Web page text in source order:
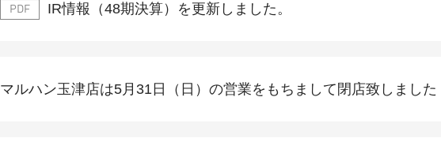
PDF IR情報（48期決算）を更新しました。
マルハン玉津店は5月31日（日）の営業をもちまして閉店致しました